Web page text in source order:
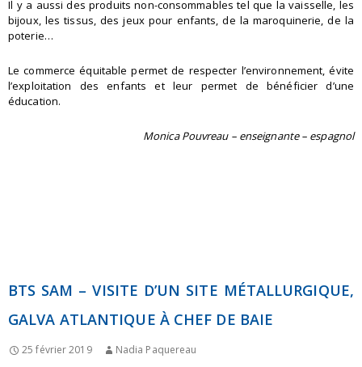
Il y a aussi des produits non-consommables tel que la vaisselle, les
bijoux, les tissus, des jeux pour enfants, de la maroquinerie, de la
poterie…
Le commerce équitable permet de respecter l’environnement, évite
l’exploitation des enfants et leur permet de bénéficier d’une
éducation.
Monica Pouvreau – enseignante – espagnol
BTS SAM – VISITE D’UN SITE MÉTALLURGIQUE,
GALVA ATLANTIQUE À CHEF DE BAIE
25 février 2019 Nadia Paquereau